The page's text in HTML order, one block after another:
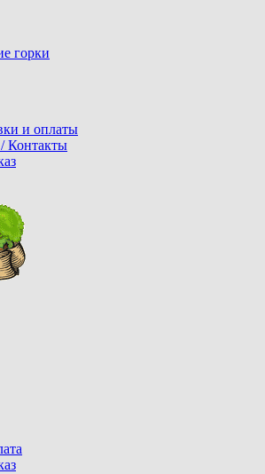
горки
и оплаты
Контакты